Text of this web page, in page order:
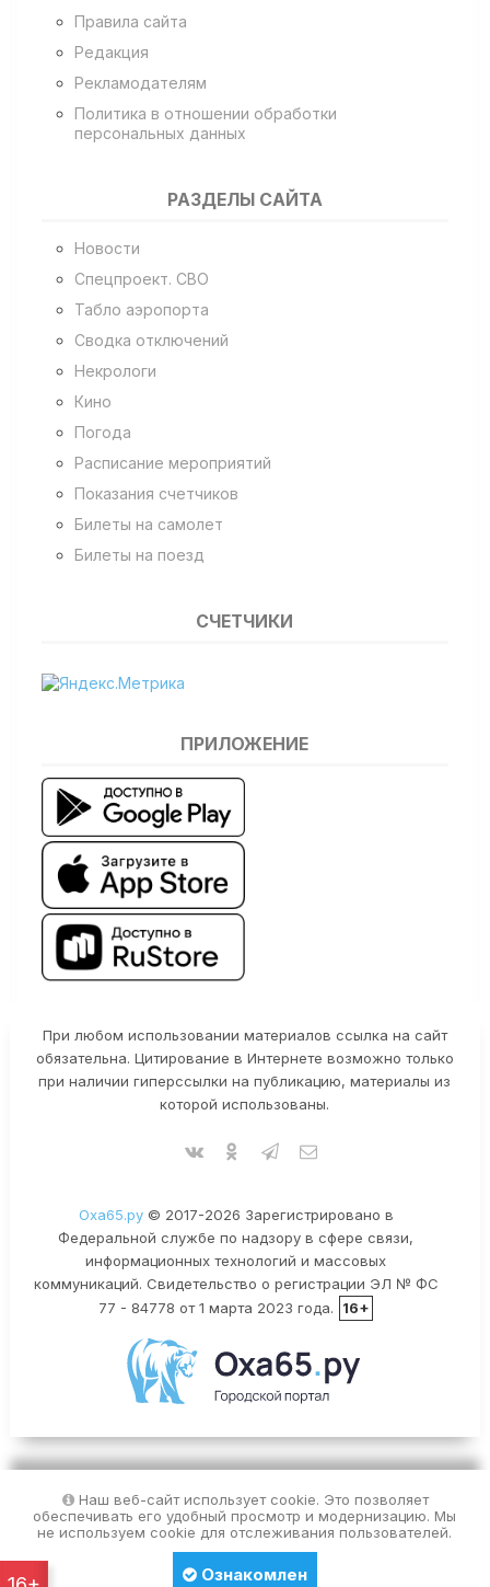
Правила сайта
Редакция
Рекламодателям
Политика в отношении обработки
персональных данных
РАЗДЕЛЫ САЙТА
Новости
Спецпроект. СВО
Табло аэропорта
Сводка отключений
Некрологи
Кино
Погода
Расписание мероприятий
Показания счетчиков
Билеты на самолет
Билеты на поезд
СЧЕТЧИКИ
ПРИЛОЖЕНИЕ
При любом использовании материалов ссылка на сайт
обязательна. Цитирование в Интернете возможно только
при наличии гиперссылки на публикацию, материалы из
которой использованы.
Оха65.ру© 2017-2026 Зарегистрировано в
Федеральной службе по надзору в сфере связи,
информационных технологий и массовых
коммуникаций. Свидетельство о регистрации ЭЛ № ФС
77 - 84778 от 1 марта 2023 года.
16+
Наш веб-сайт использует cookie. Это позволяет
обеспечивать его удобный просмотр и модернизацию. Мы
не используем cookie для отслеживания пользователей.
Ознакомлен